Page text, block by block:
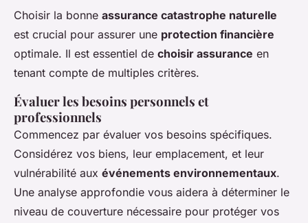
Choisir la bonne assurance catastrophe naturelle
est crucial pour assurer une protection financière
optimale. Il est essentiel de choisir assurance en
tenant compte de multiples critères.
Évaluer les besoins personnels et
professionnels
Commencez par évaluer vos besoins spécifiques.
Considérez vos biens, leur emplacement, et leur
vulnérabilité aux événements environnementaux.
Une analyse approfondie vous aidera à déterminer le
niveau de couverture nécessaire pour protéger vos